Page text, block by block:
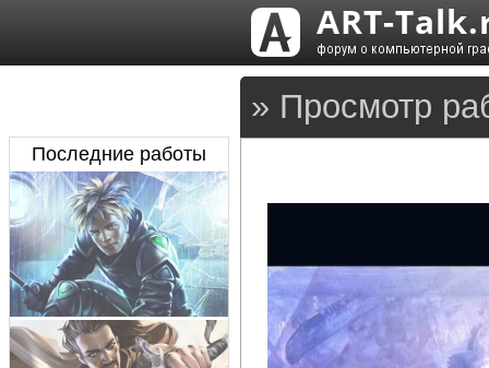
» Просмотр
Последние работы